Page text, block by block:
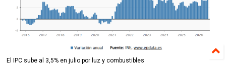
El IPC sube al 3,5% en julio por luz y combustibles